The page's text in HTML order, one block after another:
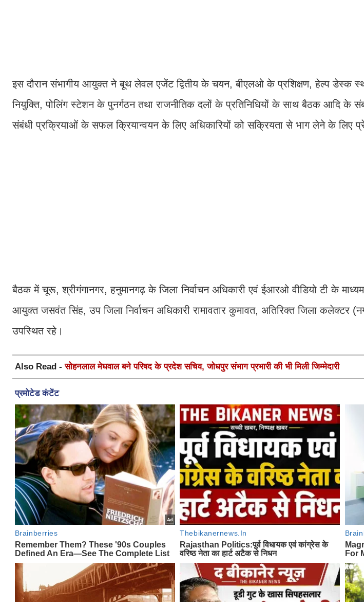
इस दौरान संभागीय आयुक्त ने बूथ लेवल एजेंट द्वितीय के चयन, बीएलओ के प्रशिक्षण, हेल्प डेस्क
नियुक्ति, पोलिंग स्टेशन के पुनर्गठन तथा राजनीतिक दलों के प्रतिनिधियों के साथ बैठक आदि के
संबंधी प्रक्रियाओं के सफल क्रियान्वयन के लिए अधिकारियों को सक्रियता से भाग लेने के लिए
बैठक में चूरू, श्रीगंगानगर, हनुमानगढ़ के जिला निर्वाचन अधिकारी एवं ईआरओ वीडियो टी के
आयुक्त जसवंत सिंह, उप जिला निर्वाचन अधिकारी रामावतार कुमावत, अतिरिक्त जिला कलेक्टर
उपस्थित रहे।
Also Read -सोहनलाल मेघवाल बने परिषद के प्रदेश सचिव, जोधपुर संभाग प्रभारी की भी मिली जिम्मेदारी